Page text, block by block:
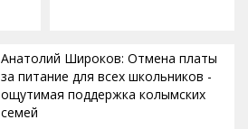
Анатолий Широков: Отмена платы
за питание для всех школьников -
ощутимая поддержка колымских
семей